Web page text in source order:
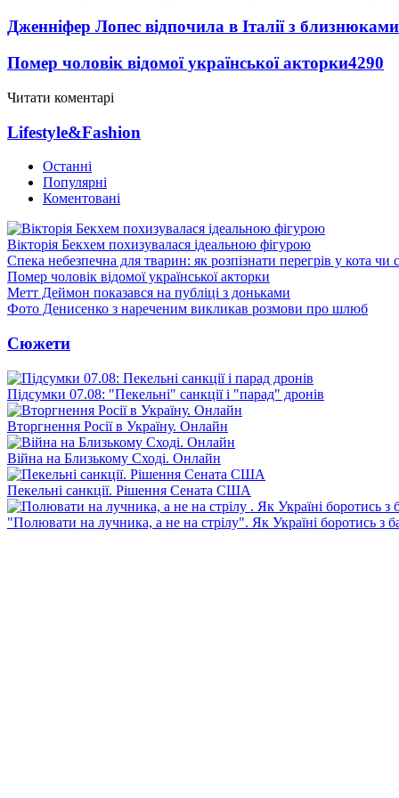
Дженніфер Лопес відпочила в Італії з близнюками
Помер чоловік відомої української акторки4290
Читати коментарі
Lifestyle&Fashion
Останні
Популярні
Коментовані
Вікторія Бекхем похизувалася ідеальною фігурою
Спека небезпечна для тварин: як розпізнати перегрів у кота чи
Помер чоловік відомої української акторки
Метт Деймон показався на публіці з доньками
Фото Денисенко з нареченим викликав розмови про шлюб
Сюжети
Підсумки 07.08: "Пекельні" санкції і "парад" дронів
Вторгнення Росії в Україну. Онлайн
Війна на Близькому Сході. Онлайн
Пекельні санкції. Рішення Сената США
"Полювати на лучника, а не на стрілу". Як Україні боротись з